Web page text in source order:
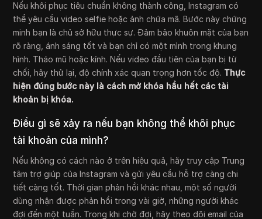
Nếu khôi phục tiêu chuẩn không thành công, Instagram có
thể yêu cầu video selfie hoặc ảnh chứa mã. Bước này chứng
minh bạn là chủ sở hữu thực sự. Đảm bảo khuôn mặt của bạn
rõ ràng, ánh sáng tốt và bạn chỉ có một mình trong khung
hình. Tháo mũ hoặc kính. Nếu video đầu tiên của bạn bị từ
chối, hãy thử lại, độ chính xác quan trọng hơn tốc độ. Thực
hiện đúng bước này là cách mở khóa hầu hết các tài
khoản bị khóa.
Điều gì sẽ xảy ra nếu bạn không thể khôi phục
tài khoản của mình?
Nếu không có cách nào ở trên hiệu quả, hãy truy cập Trung
tâm trợ giúp của Instagram và gửi yêu cầu hỗ trợ càng chi
tiết càng tốt. Thời gian phản hồi khác nhau, một số người
dùng nhận được phản hồi trong vài giờ, những người khác
đợi đến một tuần. Trong khi chờ đợi, hãy theo dõi email của